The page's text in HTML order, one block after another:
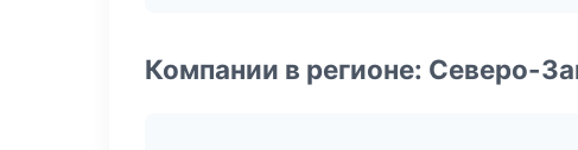
Компании в регионе: Северо-